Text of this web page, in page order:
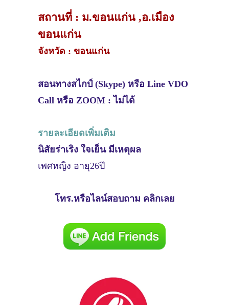
สถานที่ : ม.ขอนแก่น ,อ.เมือง
ขอนแก่น
จังหวัด : ขอนแก่น
สอนทางสไกป์ (Skype) หรือ Line VDO
Call หรือ ZOOM : ไม่ได้
รายละเอียดเพิ่มเติม
นิสัยร่าเริง ใจเย็น มีเหตุผล
เพศหญิง อายุ26ปี
โทร.หรือไลน์สอบถาม คลิกเลย